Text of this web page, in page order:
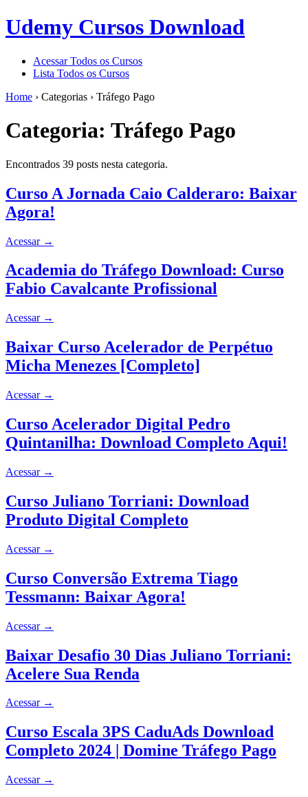
Udemy Cursos Download
Acessar Todos os Cursos
Lista Todos os Cursos
Home › Categorias › Tráfego Pago
Categoria: Tráfego Pago
Encontrados 39 posts nesta categoria.
Curso A Jornada Caio Calderaro: Baixar
Agora!
Acessar →
Academia do Tráfego Download: Curso
Fabio Cavalcante Profissional
Acessar →
Baixar Curso Acelerador de Perpétuo
Micha Menezes [Completo]
Acessar →
Curso Acelerador Digital Pedro
Quintanilha: Download Completo Aqui!
Acessar →
Curso Juliano Torriani: Download
Produto Digital Completo
Acessar →
Curso Conversão Extrema Tiago
Tessmann: Baixar Agora!
Acessar →
Baixar Desafio 30 Dias Juliano Torriani:
Acelere Sua Renda
Acessar →
Curso Escala 3PS CaduAds Download
Completo 2024 | Domine Tráfego Pago
Acessar →